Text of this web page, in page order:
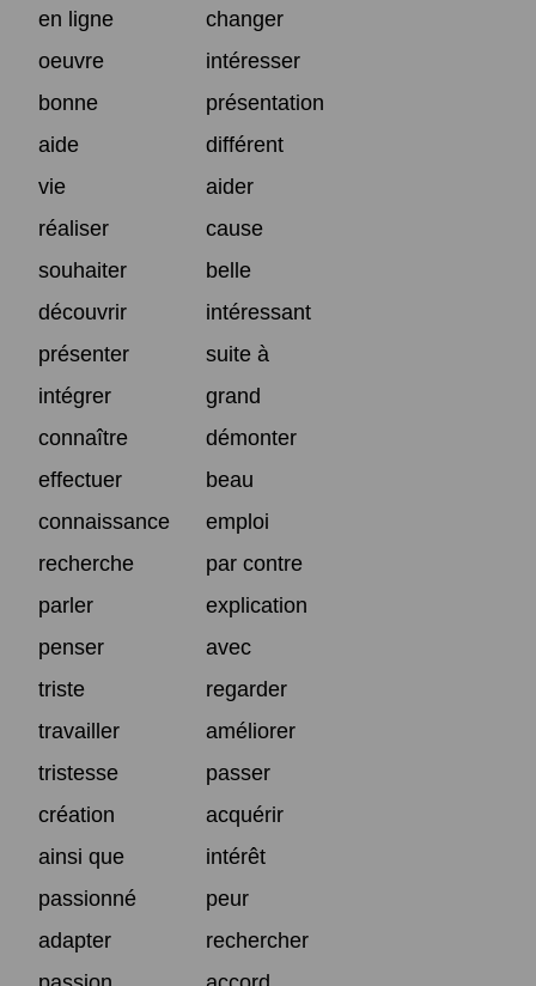
en ligne
changer
oeuvre
intéresser
bonne
présentation
aide
différent
vie
aider
réaliser
cause
souhaiter
belle
découvrir
intéressant
présenter
suite à
intégrer
grand
connaître
démonter
effectuer
beau
connaissance
emploi
recherche
par contre
parler
explication
penser
avec
triste
regarder
travailler
améliorer
tristesse
passer
création
acquérir
ainsi que
intérêt
passionné
peur
adapter
rechercher